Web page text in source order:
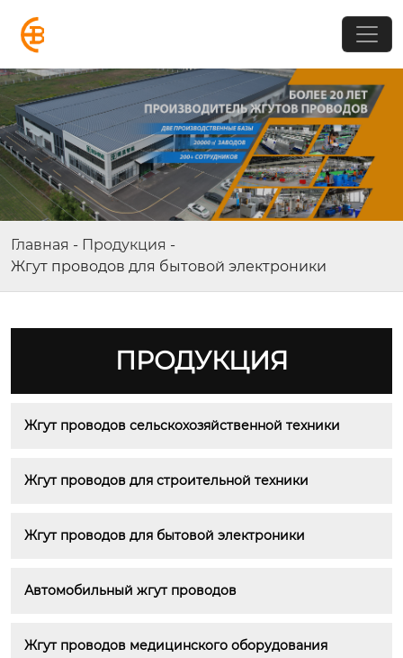
Главная - Продукция -
Жгут проводов для бытовой электроники
ПРОДУКЦИЯ
Жгут проводов сельскохозяйственной техники
Жгут проводов для строительной техники
Жгут проводов для бытовой электроники
Автомобильный жгут проводов
Жгут проводов медицинского оборудования